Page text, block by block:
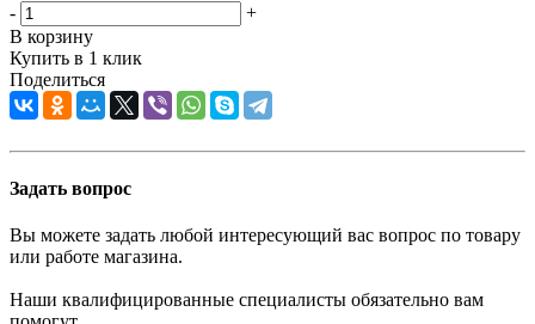
-
+
В корзину
Купить в 1 клик
Поделиться
Задать вопрос
Вы можете задать любой интересующий вас вопрос по товару
или работе магазина.
Наши квалифицированные специалисты обязательно вам